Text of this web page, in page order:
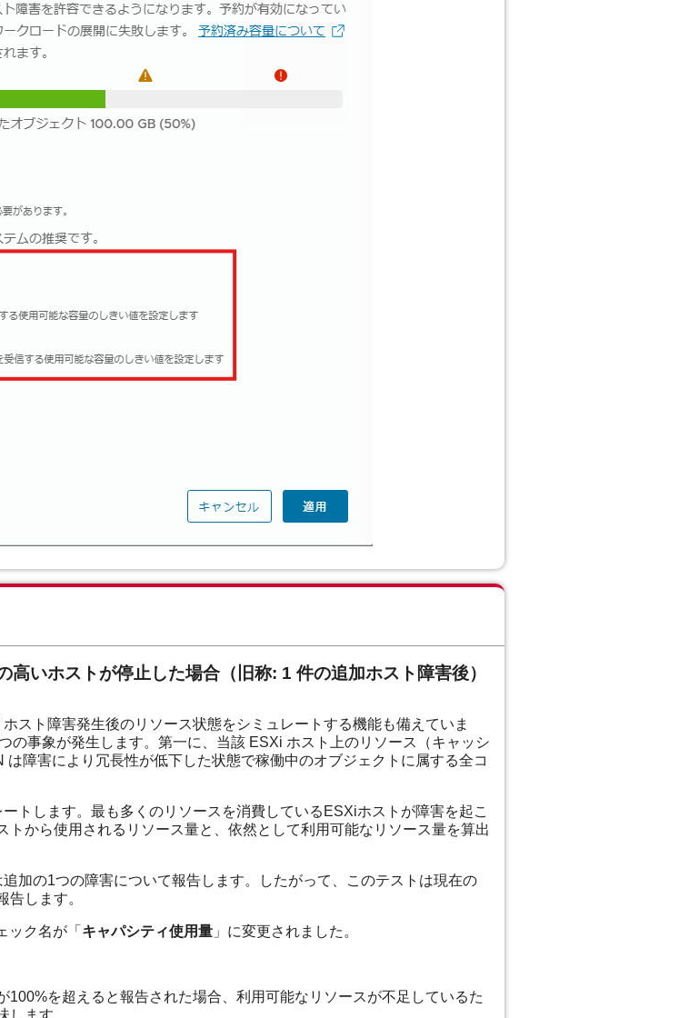
いホストが停止した場合（旧称: 1 件の追加ホスト障害後）
スト障害発生後のリソース状態をシミュレートする機能も備えていま
の事象が発生します。第一に、当該 ESXi ホスト上のリソース（キャッシ
障害により冗長性が低下した状態で稼働中のオブジェクトに属する全コ
トします。最も多くのリソースを消費しているESXiホストが障害を起こ
から使用されるリソース量と、依然として利用可能なリソース量を算出
加の1つの障害について報告します。したがって、このテストは現在の
します。
ック名が「 キャパシティ使用量 」に変更されました。
を超えると報告された場合、利用可能なリソースが不足しているた